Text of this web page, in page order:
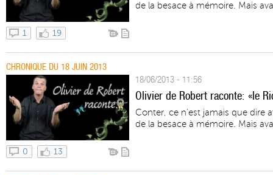
1 19
de la besace à mémoire. Mais
CHRONIQUE DU 18 JUIN 2013
0 13
18/06/2013 - 11:56
Olivier de Robert raconte: «le
Conter, ce n'est jamais que dire
de la besace à mémoire. Mais